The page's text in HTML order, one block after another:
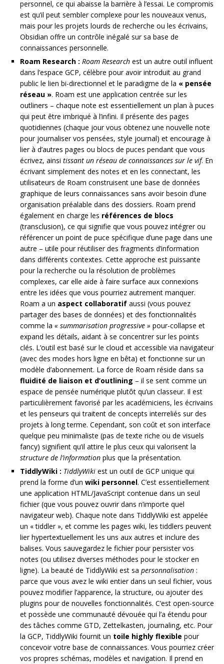
personnel, ce qui abaisse la barrière à l’essai. Le compromis
est qu’il peut sembler complexe pour les nouveaux venus,
mais pour les projets lourds de recherche ou les écrivains,
Obsidian offre un contrôle inégalé sur sa base de
connaissances personnelle.
Roam Research : Roam Research est un autre outil influent
dans l’espace GCP, célèbre pour avoir introduit au grand
public le lien bi-directionnel et le paradigme de la « pensée
réseau ». Roam est une application centrée sur les
outliners – chaque note est essentiellement un plan à puces
qui peut être imbriqué à l’infini. Il présente des pages
quotidiennes (chaque jour vous obtenez une nouvelle note
pour journaliser vos pensées, style journal) et encourage à
lier à d’autres pages ou blocs de puces pendant que vous
écrivez, ainsi tissant un réseau de connaissances sur le vif. En
écrivant simplement des notes et en les connectant, les
utilisateurs de Roam construisent une base de données
graphique de leurs connaissances sans avoir besoin d’une
organisation préalable dans des dossiers. Roam prend
également en charge les références de blocs
(transclusion), ce qui signifie que vous pouvez intégrer ou
référencer un point de puce spécifique d’une page dans une
autre – utile pour réutiliser des fragments d’information
dans différents contextes. Cette approche est puissante
pour la recherche ou la résolution de problèmes
complexes, car elle aide à faire surface aux connexions
entre les idées que vous pourriez autrement manquer.
Roam a un aspect collaboratif aussi (vous pouvez
partager des bases de données) et des fonctionnalités
comme la « summarisation progressive » pour-collapse et
expand les détails, aidant à se concentrer sur les points
clés. L’outil est basé sur le cloud et accessible via navigateur
(avec des modes hors ligne en bêta) et fonctionne sur un
modèle d’abonnement. La force de Roam réside dans sa
fluidité de liaison et d’outlining – il se sent comme un
espace de pensée numérique plutôt qu’un classeur. Il est
particulièrement favorisé par les académiciens, les écrivains
et les penseurs qui traitent de concepts interreliés sur des
projets à long terme. Cependant, son coût et son interface
quelque peu minimaliste (pas de texte riche ou de visuels
fancy) signifient qu’il attire le plus ceux qui valorisent la
structure de l’information plus que la présentation.
TiddlyWiki : TiddlyWiki est un outil de GCP unique qui
prend la forme d’un wiki personnel. C’est essentiellement
une application HTML/JavaScript contenue dans un seul
fichier (que vous pouvez ouvrir dans n’importe quel
navigateur web). Chaque note dans TiddlyWiki est appelée
un « tiddler », et comme les pages wiki, les tiddlers peuvent
lier hypertextuellement les uns aux autres et inclure des
balises. Vous sauvegardez le fichier pour persister vos
notes (ou utilisez diverses méthodes pour le stocker en
ligne). La beauté de TiddlyWiki est sa personnalisation :
parce que vous avez le wiki entier dans un seul fichier, vous
pouvez modifier l’apparence, la structure, ou ajouter des
plugins pour de nouvelles fonctionnalités. C’est open-source
et possède une communauté dévouée qui l’a étendu pour
des tâches comme GTD, Zettelkasten, journaling, etc. Pour
la GCP, TiddlyWiki fournit un toile highly flexible pour
concevoir votre base de connaissances. Vous pourriez créer
vos propres schémas, modèles et navigation. Il prend en